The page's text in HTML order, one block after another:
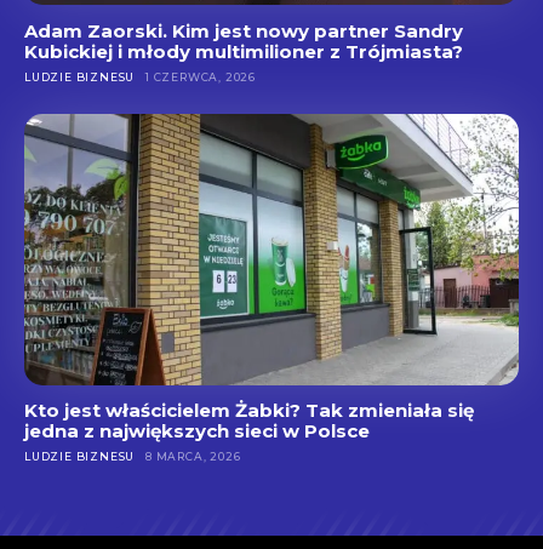
Adam Zaorski. Kim jest nowy partner Sandry
Kubickiej i młody multimilioner z Trójmiasta?
LUDZIE BIZNESU 1 CZERWCA, 2026
Kto jest właścicielem Żabki? Tak zmieniała się
jedna z największych sieci w Polsce
LUDZIE BIZNESU 8 MARCA, 2026